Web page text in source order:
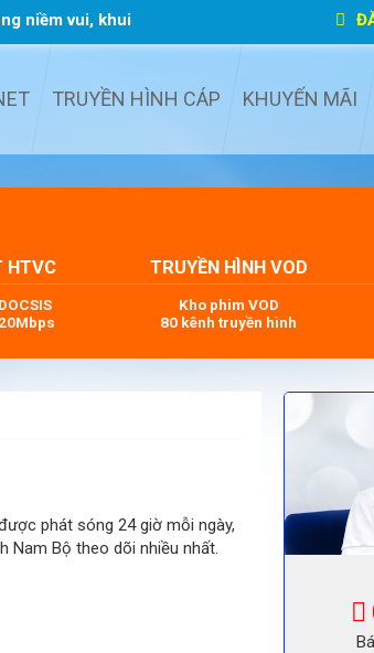
niềm vui, khui
TRUYỀN HÌNH CÁP KHUYẾN MÃI
HTVC TRUYỀN HÌNH VOD
Kho phim VOD
80 kênh truyền hình
phát sóng 24 giờ mỗi ngày,
Nam Bộ theo dõi nhiều nhất.